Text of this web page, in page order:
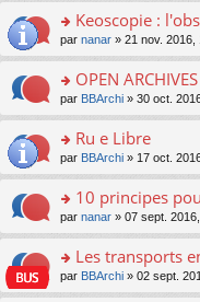
e
nt
ré
c
e
nt
le
pl
u
ré
c
e
nt
n
n
le
pl
u
ré
c
e
nt
a
g
e
n
n
le
pl
u
ré
c
e
nt
le
m
e
a
g
e
n
n
le
pl
u
ré
c
e
ult
er
le
m
e
a
g
e
n
n
le
pl
u
o
n
ult
er
le
m
e
a
g
e
n
n
Keoscopie :
par nanar » 21 nov. 2016,
o
n
ult
er
le
m
e
a
g
e
OPEN
par BBArchi » 30 oct.
o
n
ult
er
le
m
e
Ru e Libre
par BBArchi » 17 oct.
o
n
ult
er
le
10 principes
par nanar » 07 sept.
o
n
Les transports
par BBArchi » 02 sept.